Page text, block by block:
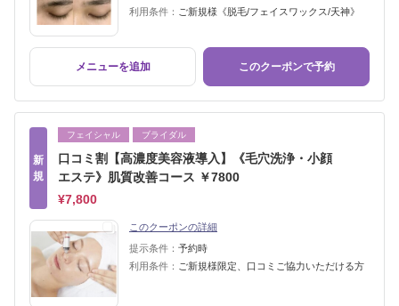
利用条件： ご新規様《脱毛/フェイスワックス/天神》
メニューを追加 このクーポンで予約
新
規
フェイシャル ブライダル
口コミ割【高濃度美容液導入】《毛穴洗浄・小顔
エステ》肌質改善コース ￥7800
¥7,800
このクーポンの詳細
提示条件： 予約時
利用条件： ご新規様限定、口コミご協力いただける方